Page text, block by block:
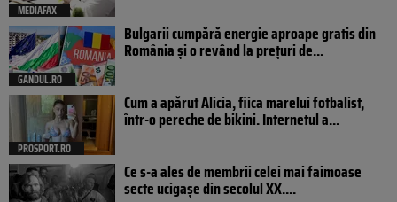
MEDIAFAX
GANDUL.RO
Bulgarii cumpără energie aproape gratis din
România și o revând la prețuri de...
PROSPORT.RO
Cum a apărut Alicia, fiica marelui fotbalist,
într-o pereche de bikini. Internetul a...
Ce s-a ales de membrii celei mai faimoase
secte ucigașe din secolul XX....